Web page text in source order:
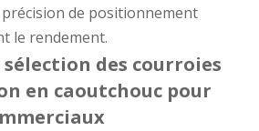
de positionnement
le rendement.
des courroies
en caoutchouc pour